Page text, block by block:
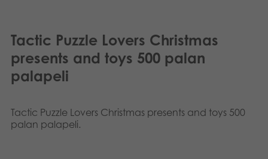
Lelut
Kirjat
Arkistoidut tuotteet
Medialle
OMA TILI
Norsk
Tactic Puzzle Lovers Christmas
presents and toys 500 palan
palapeli
Tactic Puzzle Lovers Christmas presents and toys 500
palan palapeli.